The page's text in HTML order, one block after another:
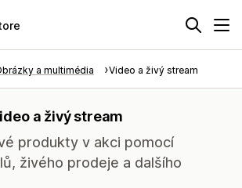
a multimédia Video a živý stream
a živý stream
produkty v akci pomocí
živého prodeje a dalšího